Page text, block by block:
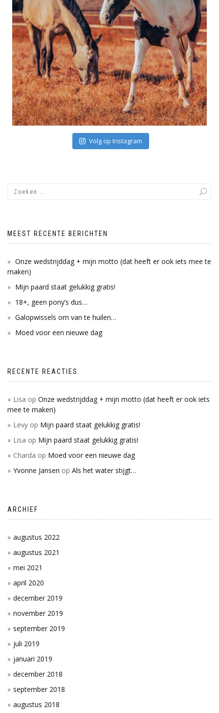
Volg op Instagram
MEEST RECENTE BERICHTEN
Onze wedstrijddag + mijn motto (dat heeft er ook iets mee te
maken)
Mijn paard staat gelukkig gratis!
18+, geen pony’s dus…
Galopwissels om van te huilen…
Moed voor een nieuwe dag
RECENTE REACTIES
Lisa op Onze wedstrijddag + mijn motto (dat heeft er ook iets
mee te maken)
Levy op Mijn paard staat gelukkig gratis!
Lisa op Mijn paard staat gelukkig gratis!
Charda op Moed voor een nieuwe dag
Yvonne Jansen op Als het water stijgt…
ARCHIEF
augustus 2022
augustus 2021
mei 2021
april 2020
december 2019
november 2019
september 2019
juli 2019
januari 2019
december 2018
september 2018
augustus 2018